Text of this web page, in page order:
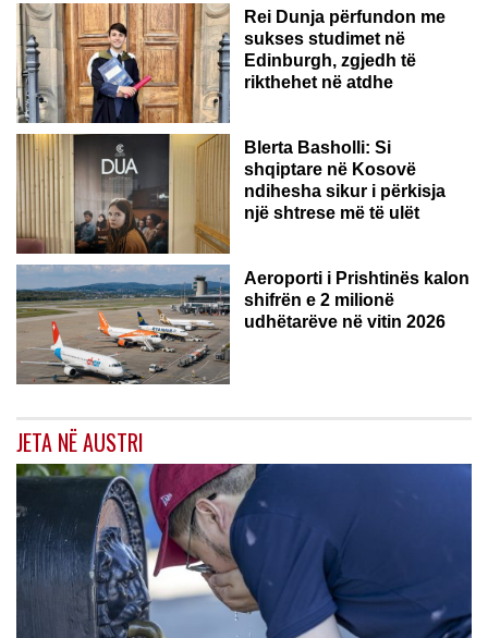
Rei Dunja përfundon me
sukses studimet në
Edinburgh, zgjedh të
rikthehet në atdhe
Blerta Basholli: Si
shqiptare në Kosovë
ndihesha sikur i përkisja
një shtrese më të ulët
Aeroporti i Prishtinës kalon
shifrën e 2 milionë
udhëtarëve në vitin 2026
JETA NË AUSTRI